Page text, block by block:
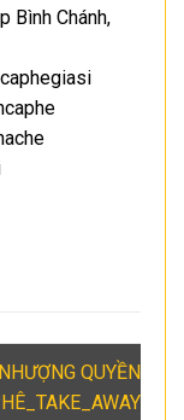
Bình Chánh,
QUYỀN